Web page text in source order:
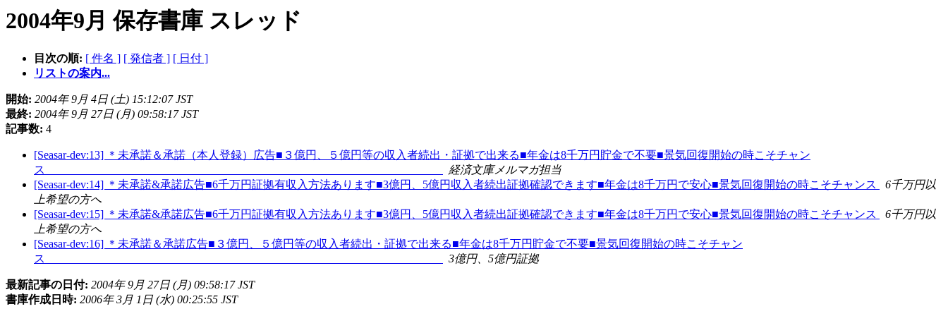
2004年9月 保存書庫 スレッド
目次の順: [ 件名 ] [ 発信者 ] [ 日付 ]
リストの案内...
開始: 2004年 9月 4日 (土) 15:12:07 JST
最終: 2004年 9月 27日 (月) 09:58:17 JST
記事数: 4
[Seasar-dev:13] ＊未承諾＆承諾（本人登録）広告■３億円、５億円等の収入者続出・証拠で出来る■年金は8千万円貯金で不要■景気回復開始の時こそチャン
ス
経済文庫メルマガ担当
[Seasar-dev:14] ＊未承諾&承諾広告■6千万円証拠有収入方法あります■3億円、5億円収入者続出証拠確認できます■年金は8千万円で安心■景気回復開始の時こそチャンス
6千万円以
上希望の方へ
[Seasar-dev:15] ＊未承諾&承諾広告■6千万円証拠有収入方法あります■3億円、5億円収入者続出証拠確認できます■年金は8千万円で安心■景気回復開始の時こそチャンス
6千万円以
上希望の方へ
[Seasar-dev:16] ＊未承諾＆承諾広告■３億円、５億円等の収入者続出・証拠で出来る■年金は8千万円貯金で不要■景気回復開始の時こそチャン
ス
3億円、5億円証拠
最新記事の日付: 2004年 9月 27日 (月) 09:58:17 JST
書庫作成日時: 2006年 3月 1日 (水) 00:25:55 JST